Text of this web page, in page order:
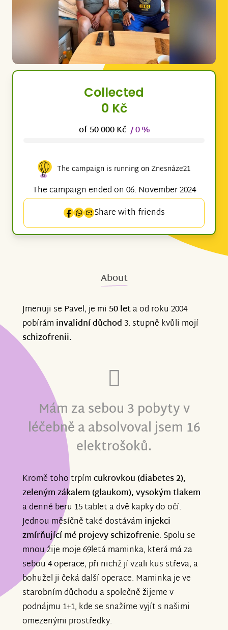
Collected
0 Kč
of 50 000 Kč / 0 %
The campaign is running on Znesnáze21
The campaign ended on 06. November 2024
Share with friends
About
Jmenuji se Pavel, je mi 50 leta od roku 2004
pobírám invalidní důchod3. stupně kvůli mojí
schizofrenii.
Mám za sebou 3 pobyty v
léčebně a absolvoval jsem 16
elektrošoků.
Kromě toho trpímcukrovkou (diabetes 2),
zeleným zákalem (glaukom), vysokým tlakem
a denně beru 15 tablet a dvě kapky do očí.
Jednou měsíčně také dostávám injekci
zmírňující mé projevy schizofrenie. Spolu se
mnou žije moje 69letá maminka, která má za
sebou 4 operace, při nichž jí vzali kus střeva, a
bohužel ji čeká další operace. Maminka je ve
starobním důchodu a společně žijeme v
podnájmu 1+1, kde se snažíme vyjít s našimi
omezenými prostředky.